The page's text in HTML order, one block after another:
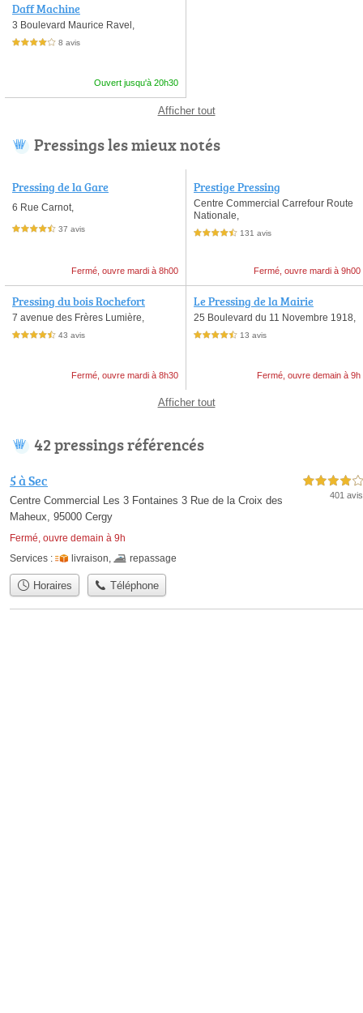
Daff Machine
3 Boulevard Maurice Ravel,
4,0 étoiles sur 5 8 avis
Ouvert jusqu'à 20h30
Afficher tout
Pressings les mieux notés
Pressing de la Gare
6 Rue Carnot,
4,5 étoiles sur 5 37 avis
Fermé, ouvre mardi à 8h00
Prestige Pressing
Centre Commercial Carrefour Route
Nationale,
4,5 étoiles sur 5 131 avis
Fermé, ouvre mardi à 9h00
Pressing du bois Rochefort
7 avenue des Frères Lumière,
4,5 étoiles sur 5 43 avis
Fermé, ouvre mardi à 8h30
Le Pressing de la Mairie
25 Boulevard du 11 Novembre 1918,
4,5 étoiles sur 5 13 avis
Fermé, ouvre demain à 9h
Afficher tout
42 pressings référencés
5 à Sec
Centre Commercial Les 3 Fontaines 3 Rue de la Croix des
Maheux, 95000 Cergy
Fermé, ouvre demain à 9h
4,0 étoiles sur 5
401 avis
Services : livraison, repassage
Horaires Téléphone